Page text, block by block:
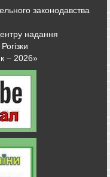
законодавства
надання
– 2026»